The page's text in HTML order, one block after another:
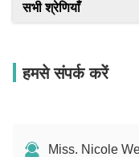
सभी श्रेणियाँ
हमसे संपर्क करें
Miss. Nicole